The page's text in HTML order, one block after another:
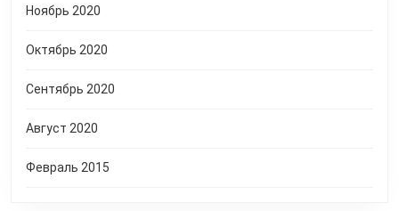
Ноябрь 2020
Октябрь 2020
Сентябрь 2020
Август 2020
Февраль 2015